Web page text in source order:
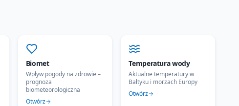
Biomet
Wpływ pogody na zdrowie –
prognoza
biometeorologiczna
Otwórz
Temperatura wody
Aktualne temperatury w
Bałtyku i morzach Europy
Otwórz